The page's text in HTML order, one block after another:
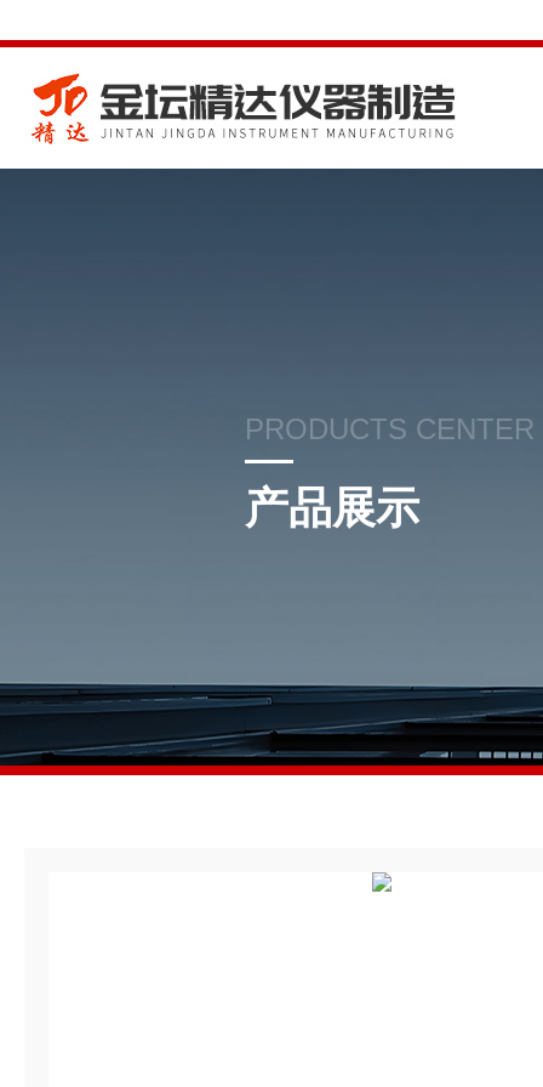
PRODUCTS CENTER
产品展示